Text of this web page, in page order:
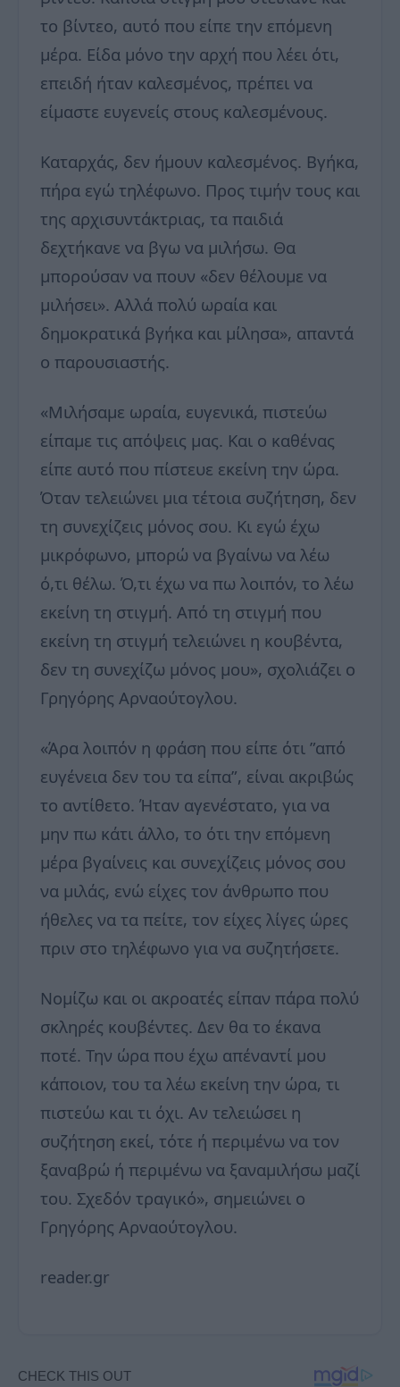
το βίντεο, αυτό που είπε την επόμενη
μέρα. Είδα μόνο την αρχή που λέει ότι,
επειδή ήταν καλεσμένος, πρέπει να
είμαστε ευγενείς στους καλεσμένους.
Καταρχάς, δεν ήμουν καλεσμένος. Βγήκα,
πήρα εγώ τηλέφωνο. Προς τιμήν τους και
της αρχισυντάκτριας, τα παιδιά
δεχτήκανε να βγω να μιλήσω. Θα
μπορούσαν να πουν «δεν θέλουμε να
μιλήσει». Αλλά πολύ ωραία και
δημοκρατικά βγήκα και μίλησα», απαντά
ο παρουσιαστής.
«Μιλήσαμε ωραία, ευγενικά, πιστεύω
είπαμε τις απόψεις μας. Και ο καθένας
είπε αυτό που πίστευε εκείνη την ώρα.
Όταν τελειώνει μια τέτοια συζήτηση, δεν
τη συνεχίζεις μόνος σου. Κι εγώ έχω
μικρόφωνο, μπορώ να βγαίνω να λέω
ό,τι θέλω. Ό,τι έχω να πω λοιπόν, το λέω
εκείνη τη στιγμή. Από τη στιγμή που
εκείνη τη στιγμή τελειώνει η κουβέντα,
δεν τη συνεχίζω μόνος μου», σχολιάζει ο
Γρηγόρης Αρναούτογλου.
«Άρα λοιπόν η φράση που είπε ότι ”από
ευγένεια δεν του τα είπα”, είναι ακριβώς
το αντίθετο. Ήταν αγενέστατο, για να
μην πω κάτι άλλο, το ότι την επόμενη
μέρα βγαίνεις και συνεχίζεις μόνος σου
να μιλάς, ενώ είχες τον άνθρωπο που
ήθελες να τα πείτε, τον είχες λίγες ώρες
πριν στο τηλέφωνο για να συζητήσετε.
Νομίζω και οι ακροατές είπαν πάρα πολύ
σκληρές κουβέντες. Δεν θα το έκανα
ποτέ. Την ώρα που έχω απέναντί μου
κάποιον, του τα λέω εκείνη την ώρα, τι
πιστεύω και τι όχι. Αν τελειώσει η
συζήτηση εκεί, τότε ή περιμένω να τον
ξαναβρώ ή περιμένω να ξαναμιλήσω μαζί
του. Σχεδόν τραγικό», σημειώνει ο
Γρηγόρης Αρναούτογλου.
reader.gr